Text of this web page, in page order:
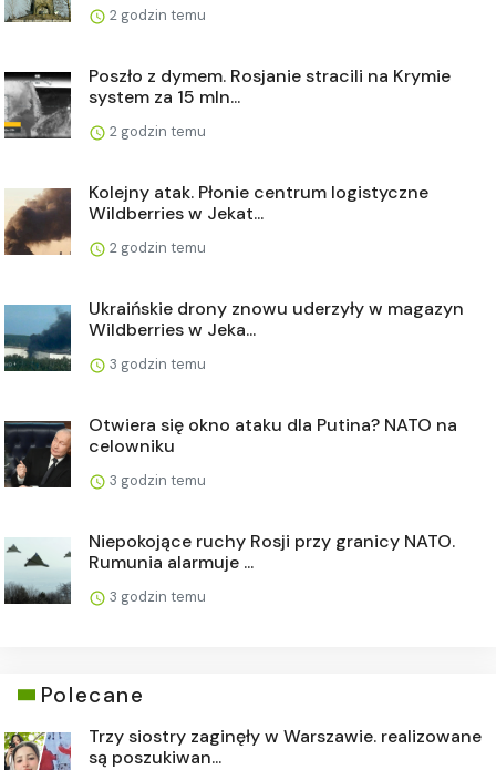
2 godzin temu
Poszło z dymem. Rosjanie stracili na Krymie
system za 15 mln...
2 godzin temu
Kolejny atak. Płonie centrum logistyczne
Wildberries w Jekat...
2 godzin temu
Ukraińskie drony znowu uderzyły w magazyn
Wildberries w Jeka...
3 godzin temu
Otwiera się okno ataku dla Putina? NATO na
celowniku
3 godzin temu
Niepokojące ruchy Rosji przy granicy NATO.
Rumunia alarmuje ...
3 godzin temu
Polecane
Trzy siostry zaginęły w Warszawie. realizowane
są poszukiwan...